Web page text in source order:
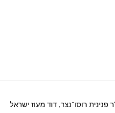
רוסו־נצר, דוד מעוז ישראל